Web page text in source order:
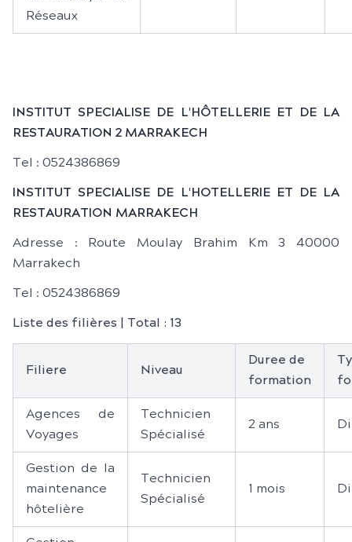
Réseaux
INSTITUT SPECIALISE DE L'HÔTELLERIE ET DE LA
RESTAURATION 2 MARRAKECH
Tel : 0524386869
INSTITUT SPECIALISE DE L'HOTELLERIE ET DE LA
RESTAURATION MARRAKECH
Adresse : Route Moulay Brahim Km 3 40000
Marrakech
Tel : 0524386869
Liste des filières | Total : 13
Filiere Niveau
Duree de
formation
Agences de
Voyages
Technicien
Spécialisé
2 ans
Gestion de la
maintenance
hôtelière
Technicien
Spécialisé
1 mois